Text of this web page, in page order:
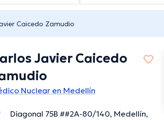
Caicedo Zamudio
Javier Caicedo
Nuclear en Medellín
Diagonal 75B ##2A-80/140, Medellín,